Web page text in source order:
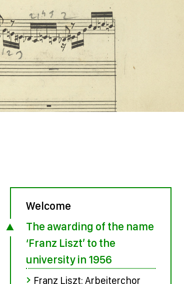
Welcome
The awarding of the name
‘Franz Liszt’ to the
university in 1956
Franz Liszt: Arbeiterchor